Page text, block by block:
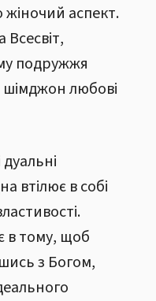
жіночий аспект.
подружжя
шімджон любові
втілює в собі
в тому, щоб
з Богом,